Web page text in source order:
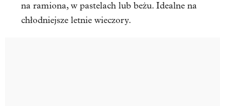
na ramiona, w pastelach lub beżu. Idealne na
chłodniejsze letnie wieczory.